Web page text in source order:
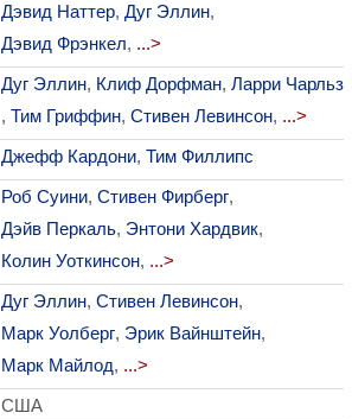
Дэвид Наттер, Дуг Эллин,
Дэвид Фрэнкел, ...>
Дуг Эллин, Клиф Дорфман, Ларри Чарльз
, Тим Гриффин, Стивен Левинсон, ...>
Джефф Кардони, Тим Филлипс
Роб Суини, Стивен Фирберг,
Дэйв Перкаль, Энтони Хардвик,
Колин Уоткинсон, ...>
Дуг Эллин, Стивен Левинсон,
Марк Уолберг, Эрик Вайнштейн,
Марк Майлод, ...>
США